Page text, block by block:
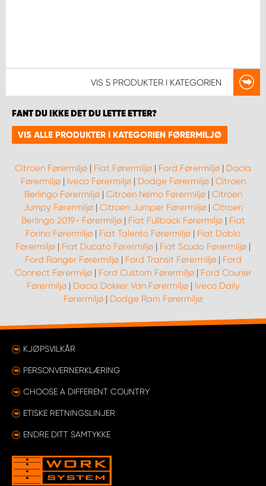
VIS 5 PRODUKTER I KATEGORIEN
FANT DU IKKE DET DU LETTE ETTER?
VIS ALLE PRODUKTER I KATEGORIEN FØRERMILJØ
Citroen Førermiljø | Fiat Førermiljø | Ford Førermiljø | Dacia
Førermiljø| Iveco Førermiljø| Dodge Førermiljø| Citroen
Berlingo Førermiljø| Citroen Nemo Førermiljø| Citroen
Jumpy Førermiljø | Citroen Jumper Førermiljø | Citroen
Berlingo 2019- Førermiljø| Fiat Fullback Førermiljø| Fiat
Forino Førermiljø | Fiat Talento Førermiljø | Fiat Doblo
Førermiljø | Fiat Ducato Førermiljø | Fiat Scudo Førermiljø |
Ford Ranger Førermiljø| Ford Transit Førermiljø| Ford
Connect Førermiljø| Ford Custom Førermiljø| Ford Courier
Førermiljø| Dacia Dokker Van Førermiljø| Iveco Daily
Førermiljø | Dodge Ram Førermiljø
KJØPSVILKÅR
PERSONVERNERKLÆRING
CHOOSE A DIFFERENT COUNTRY
ETISKE RETNINGSLINJER
ENDRE DITT SAMTYKKE